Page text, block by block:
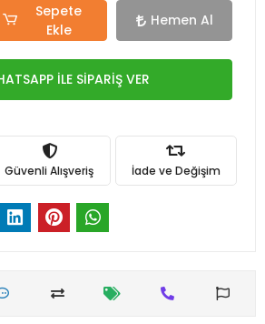
Sepete
Ekle
Hemen Al
İLE SİPARİŞ VER
Güvenli Alışveriş İade ve Değişim